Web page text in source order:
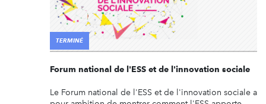
TERMINÉ
Forum national de l'ESS et de l'innovation sociale
Le Forum national de l'ESS et de l'innovation sociale a